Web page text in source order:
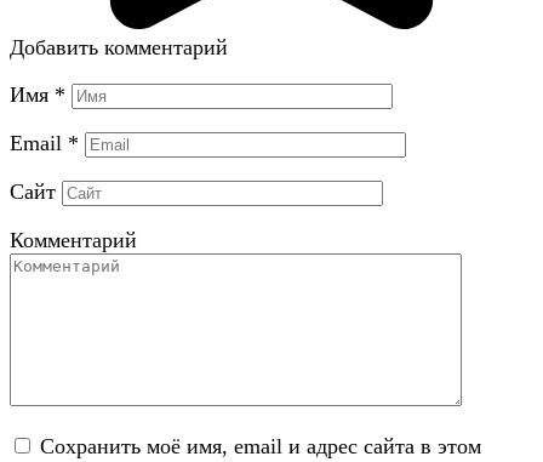
Добавить комментарий
Имя *
Email *
Сайт
Комментарий
Сохранить моё имя, email и адрес сайта в этом